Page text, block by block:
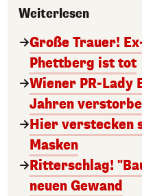
Weiterlesen
Große Trauer!
Phettberg ist tot
Wiener PR-Lady
Jahren
Hier verstecken
Masken
Ritterschlag!
neuen Gewand